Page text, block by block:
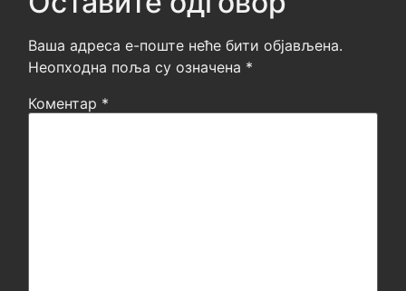
Ваша адреса е-поште неће бити објављена.
Неопходна поља су означена *
Коментар *